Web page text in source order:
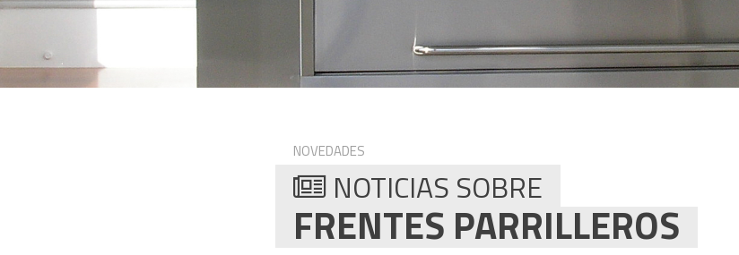
NOVEDADES
NOTICIAS SOBRE
FRENTES PARRILLEROS